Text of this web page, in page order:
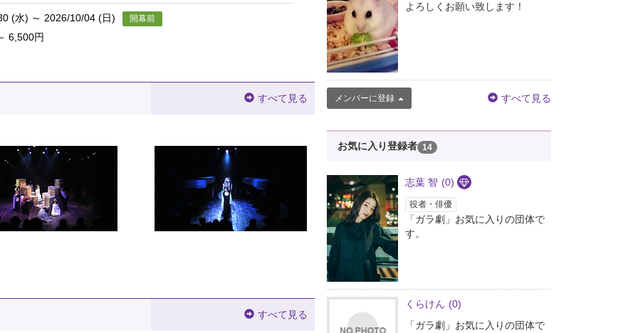
(水) ～ 2026/10/04 (日) 開幕前
6,500円
すべて見る
すべて見る
よろしくお願い致します！
メンバーに登録 すべて見る
お気に入り登録者 14
志葉 智 (0)
役者・俳優
「ガラ劇」お気に入りの団体で
す。
くらけん (0)
「ガラ劇」お気に入りの団体で